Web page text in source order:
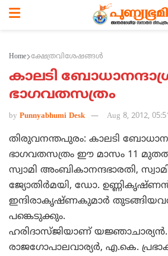
Home ക്ഷേത്രവിശേഷങ്ങള്‍
കാലടി
ഭാഗവതസത്രം
by Punnyabhumi Desk Aug 8, 2012,
തിരുവനന്തപുരം: കാലടി
ഭാഗവതസത്രം ഈ മാസം 11 മുതല്‍
സ്വാമി അംബികാനന്ദഭാരതി,
ജ്യോതിര്‍മയി, ഡോ. ഉണ്ണികൃഷ്ണന്‍
ഇന്ദിരാകൃഷ്ണകുമാര്‍
പങ്കെടുക്കും.
ഹരിദാസ്ജിയാണ്
രാജഗോപാലവാര്യര്‍, എ.കെ.